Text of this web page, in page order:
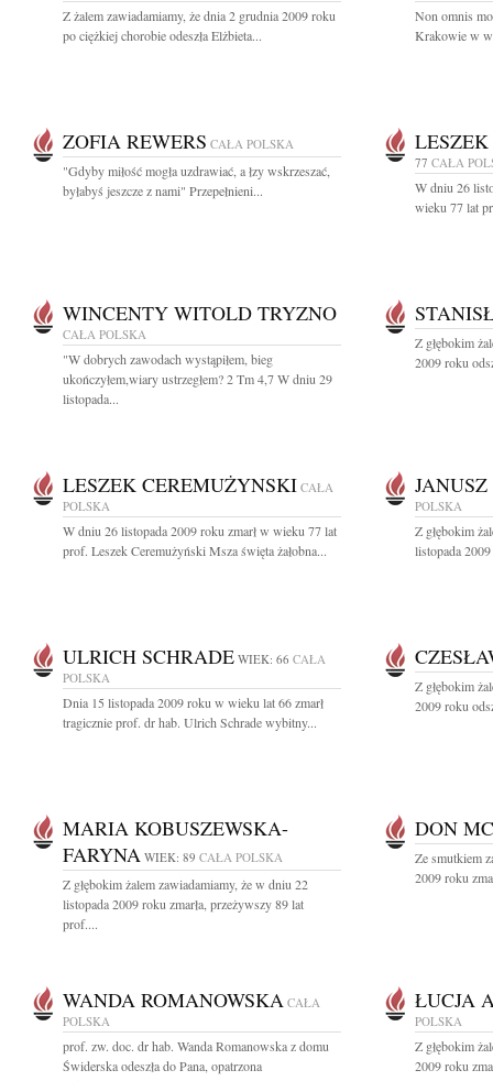
Z żalem zawiadamiamy, że dnia 2 grudnia 2009 roku
po ciężkiej chorobie odeszła Elżbieta...
Non omnis
Krakowie w
ZOFIA REWERS CAŁA POLSKA
"Gdyby miłość mogła uzdrawiać, a łzy wskrzeszać,
byłabyś jeszcze z nami" Przepełnieni...
77 CAŁA
W dniu 26
wieku 77 lat
WINCENTY WITOLD TRYZNO
CAŁA POLSKA
"W dobrych zawodach wystąpiłem, bieg
ukończyłem,wiary ustrzegłem? 2 Tm 4,7 W dniu 29
listopada...
Z głębokim
2009 roku
LESZEK CEREMUŻYNSKI CAŁA
POLSKA
W dniu 26 listopada 2009 roku zmarł w wieku 77 lat
prof. Leszek Ceremużyński Msza święta żałobna...
POLSKA
Z głębokim
listopada
ULRICH SCHRADE WIEK: 66 CAŁA
POLSKA
Dnia 15 listopada 2009 roku w wieku lat 66 zmarł
tragicznie prof. dr hab. Ulrich Schrade wybitny...
Z głębokim
2009 roku
MARIA KOBUSZEWSKA-
FARYNA WIEK: 89 CAŁA POLSKA
Z głębokim żalem zawiadamiamy, że w dniu 22
listopada 2009 roku zmarła, przeżywszy 89 lat
prof....
DON
Ze smutkiem
2009 roku
WANDA ROMANOWSKA CAŁA
POLSKA
prof. zw. doc. dr hab. Wanda Romanowska z domu
Świderska odeszła do Pana, opatrzona
ŁUCJA
POLSKA
Z głębokim
2009 roku